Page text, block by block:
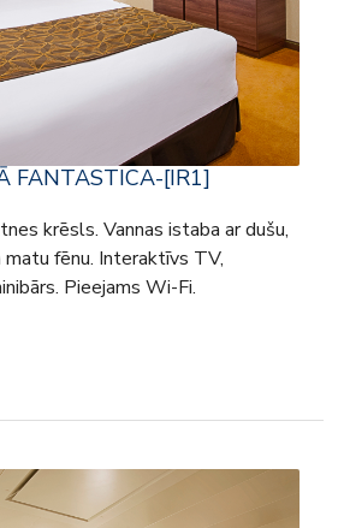
FANTASTICA-[IR1]
krēsls. Vannas istaba ar dušu,
fēnu. Interaktīvs TV,
Pieejams Wi-Fi.